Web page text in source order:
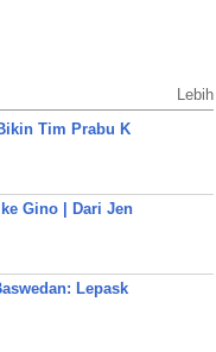
Lebih
Tim Prabu K
Gino | Dari Jen
Lepask